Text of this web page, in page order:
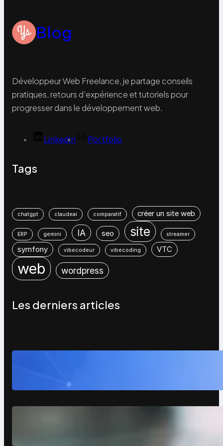
Blog
Développeur Web Freelance, je partage conseils
pratiques, retours d’expérience et tutoriels pour
progresser dans le développement web.
LinkedIn Portfolio
Tags
chatgpt claudeai comparatif créer un site web
ERP gemini IA seo site streamer
symfony vibecodeur vibecoding VTC
web wordpress
Les derniers articles
vraiment changer)